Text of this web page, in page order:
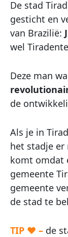
De stad
gesticht en
van Brazilië:
wel
Deze man
de
Als je in
het stadje
komt omdat
gemeente
gemeente
de stad te
TIP ♥ – de